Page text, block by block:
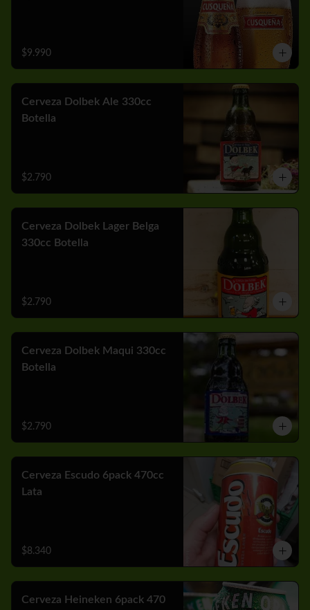
$9.990
Cerveza Dolbek Ale 330cc
Botella
$2.790
Cerveza Dolbek Lager Belga
330cc Botella
$2.790
Cerveza Dolbek Maqui 330cc
Botella
$2.790
Cerveza Escudo 6pack 470cc
Lata
$8.340
Cerveza Heineken 6pack 470